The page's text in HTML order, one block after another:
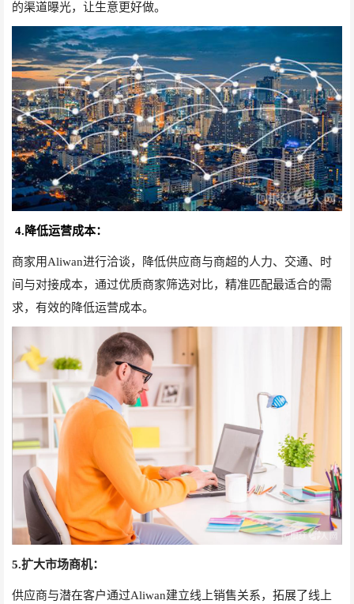
的渠道曝光，让生意更好做。
4.降低运营成本：
商家用Aliwan进行洽谈，降低供应商与商超的人力、交通、时
间与对接成本，通过优质商家筛选对比，精准匹配最适合的需
求，有效的降低运营成本。
5.扩大市场商机：
供应商与潜在客户通过Aliwan建立线上销售关系，拓展了线上